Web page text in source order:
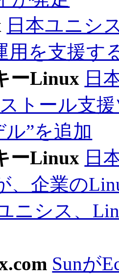
日本ユニシ
用を支援す
ーLinux 日
トール支
ル”を追加
ーLinux 日
、企業の
ニシス、
Sunが